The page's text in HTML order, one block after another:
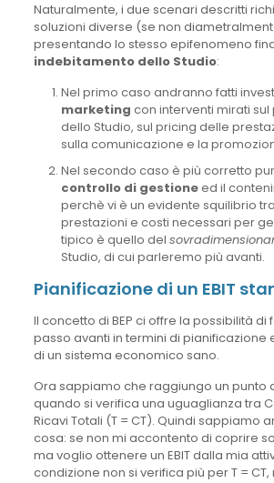
Naturalmente, i due scenari descritti
soluzioni diverse (se non
presentando lo stesso epifenomeno
indebitamento dello Studio:
Nel primo caso andranno fatti
marketing con interventi mirati
dello Studio, sul pricing delle
sulla comunicazione e la
Nel secondo caso è più corretto
controllo di gestioneed il
perchè vi è un evidente squilibrio
prestazioni e costi necessari per
tipico è quello del
Studio, di cui parleremo più avanti.
Pianificazione di un EBIT
Il concetto di BEP ci offre la possibilità di
passo avanti in termini di pianificazione
di un sistema economico sano.
Ora sappiamo che raggiungo un punto
quando si verifica una uguaglianza tra
Ricavi Totali (T = CT). Quindi sappiamo
cosa: se non mi accontento di coprire
ma voglio ottenere un EBIT dalla mia
condizione non si verifica più per T =